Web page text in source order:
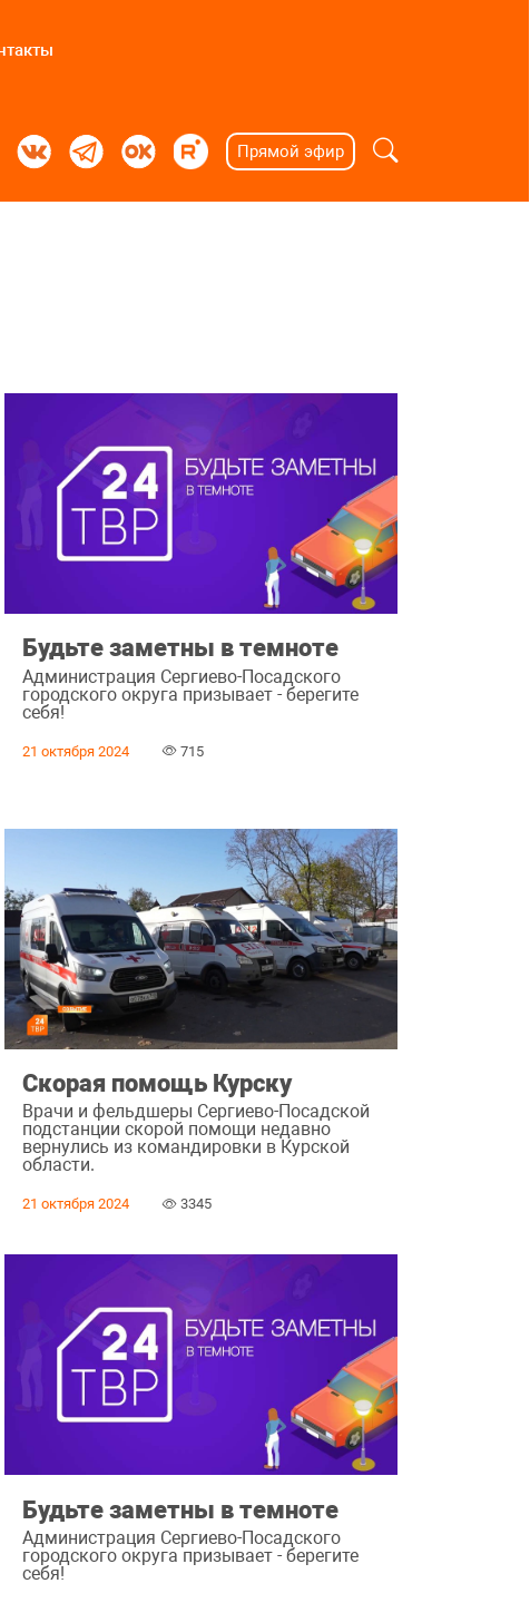
Прямой эфир
Будьте заметны в темноте
Администрация Сергиево-Посадского
городского округа призывает - берегите
себя!
21 октября 2024 715
Скорая помощь Курску
Врачи и фельдшеры Сергиево-Посадской
подстанции скорой помощи недавно
вернулись из командировки в Курской
области.
21 октября 2024 3345
Будьте заметны в темноте
Администрация Сергиево-Посадского
городского округа призывает - берегите
себя!